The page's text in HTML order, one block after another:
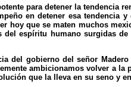
para detener la tendencia
en detener esa tendencia
que se maten muchos
espíritu humano surgidas
gobierno del señor
ambicionamos volver a la
que la lleva en su seno y